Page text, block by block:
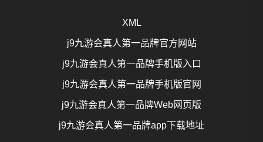
XML
j9九游会真人第一品牌官方网站
j9九游会真人第一品牌手机版入口
j9九游会真人第一品牌手机版官网
j9九游会真人第一品牌Web网页版
j9九游会真人第一品牌app下载地址